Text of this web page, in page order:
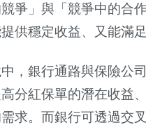
爭」與「競爭中的合
供穩定收益、又能滿
，銀行通路與保險公
分紅保單的潛在收益
求。而銀行可透過交